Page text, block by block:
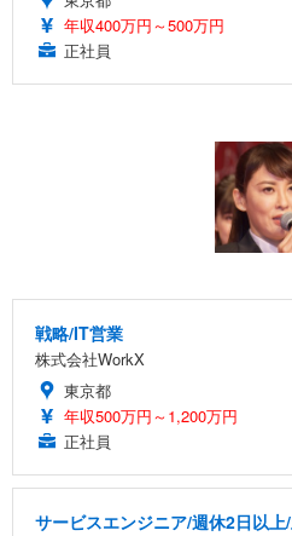
年収400万円～500万円
正社員
戦略/IT営業
株式会社WorkX
東京都
年収500万円～1,200万円
正社員
サービスエンジニア/週休2日以